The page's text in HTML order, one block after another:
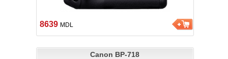
8639 MDL
Canon BP-718